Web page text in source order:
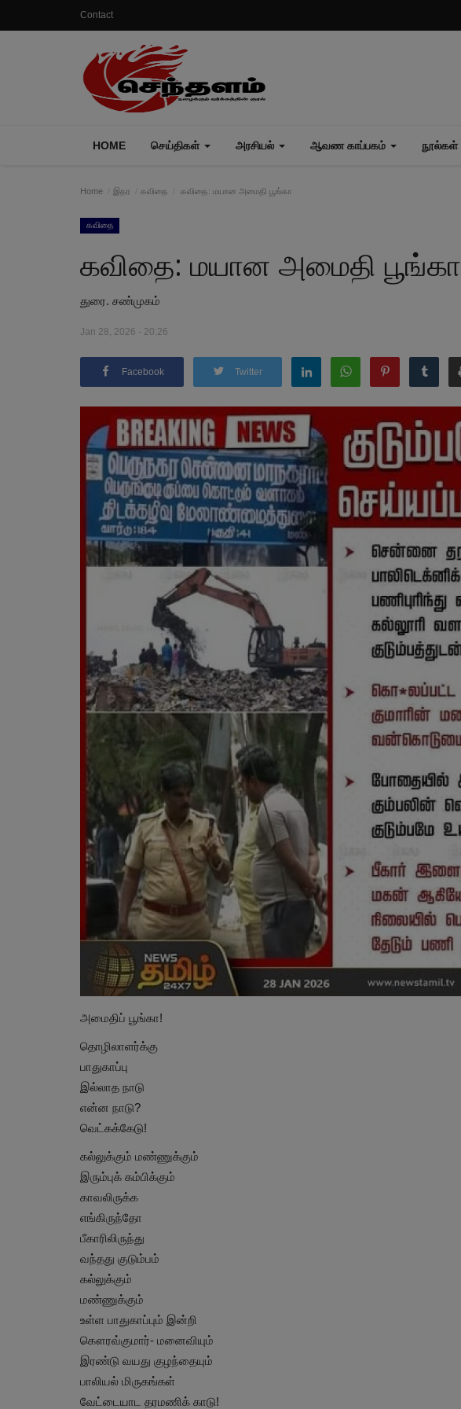
Contact
HOME செய்திகள் அரசியல் ஆவண காப்பகம் நூல்கள்
Home இதர கவிதை கவிதை: மயான அமைதி பூங்கா
கவிதை
கவிதை: மயான அமைதி பூங்கா
துரை. சண்முகம்
Jan 28, 2026 - 20:26
Facebook Twitter
அமைதிப் பூங்கா!
தொழிலாளர்க்கு
பாதுகாப்பு
இல்லாத நாடு
என்ன நாடு?
வெட்கக்கேடு!
கல்லுக்கும் மண்ணுக்கும்
இரும்புக் கம்பிக்கும்
காவலிருக்க
எங்கிருந்தோ
பீகாரிலிருந்து
வந்தது குடும்பம்
கல்லுக்கும்
மண்ணுக்கும்
உள்ள பாதுகாப்பும் இன்றி
கௌரவ்குமார்- மனைவியும்
இரண்டு வயது குழந்தையும்
பாலியல் மிருகங்கள்
வேட்டையாட தரமணிக் காடு!